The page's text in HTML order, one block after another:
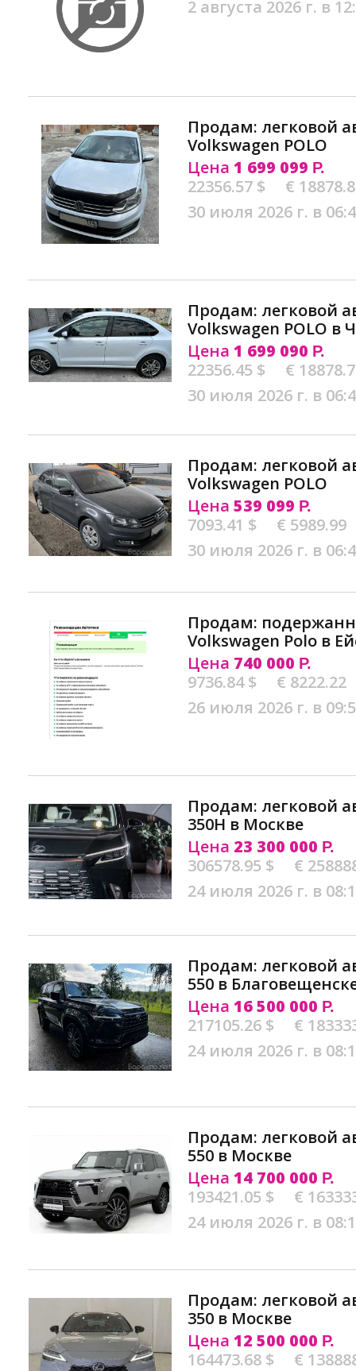
2 августа 2026 г. в
Продам: легковой
Volkswagen POLO
Цена 1 699 099 Р.
22356.57 $
€
30 июля 2026 г. в
Продам: легковой
Volkswagen POLO в
Цена 1 699 090 Р.
22356.45 $
€
30 июля 2026 г. в
Продам: легковой
Volkswagen POLO
Цена 539 099 Р.
7093.41 $
€ 5989.99
30 июля 2026 г. в
Продам:
Volkswagen Polo в
Цена 740 000 Р.
9736.84 $
€ 8222.22
26 июля 2026 г. в
Продам: легковой
350H в Москве
Цена 23 300 000 Р.
306578.95 $
€
24 июля 2026 г. в
Продам: легковой
550 в
Цена 16 500 000 Р.
217105.26 $
€
24 июля 2026 г. в
Продам: легковой
550 в Москве
Цена 14 700 000 Р.
193421.05 $
€
24 июля 2026 г. в
Продам: легковой
350 в Москве
Цена 12 500 000 Р.
164473.68 $
€